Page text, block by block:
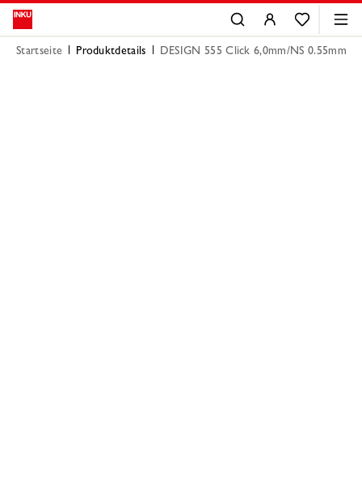
Startseite Produktdetails DESIGN 555 Click 6,0mm/NS 0.55mm